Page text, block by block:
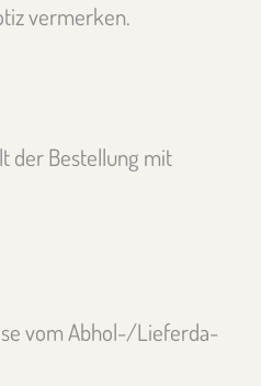
ver­merken.
der Bestel­lung mit
vom Abhol-/Liefer­da­